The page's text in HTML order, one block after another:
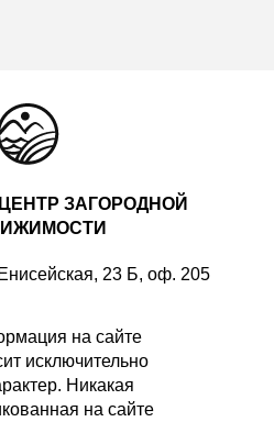
ЗАГОРОДНОЙ
23 Б, оф. 205
на сайте
исключительно
Никакая
на сайте